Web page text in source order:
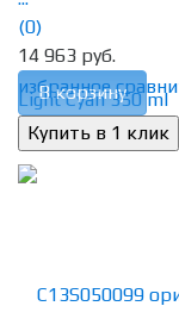
избранное
(0)
14 963 руб.
В корзину